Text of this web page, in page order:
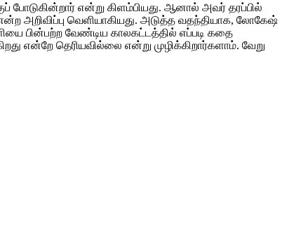
போடுகின்றார் என்று கிளம்பியது. ஆனால் அவர் தரப்பில்
அறிவிப்பு வெளியாகியது. அடுத்த வதந்தியாக, லோகேஷ்
பின்பற்ற வேண்டிய காலகட்டத்தில் எப்படி கதை
என்றே தெரியவில்லை என்று முழிக்கிறார்களாம். வேறு